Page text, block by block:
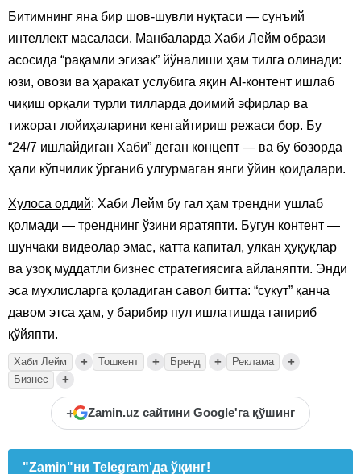
Битимнинг яна бир шов-шувли нуқтаси — сунъий
интеллект масаласи. Манбаларда Хаби Лейм образи
асосида “рақамли эгизак” йўналиши ҳам тилга олинади:
юзи, овози ва ҳаракат услубига яқин AI-контент ишлаб
чиқиш орқали турли тилларда доимий эфирлар ва
тижорат лойиҳаларини кенгайтириш режаси бор. Бу
“24/7 ишлайдиган Хаби” деган концепт — ва бу бозорда
ҳали кўпчилик ўрганиб улгурмаган янги ўйин қоидалари.
Хулоса оддий: Хаби Лейм бу гал ҳам трендни ушлаб
қолмади — тренднинг ўзини яратяпти. Бугун контент —
шунчаки видеолар эмас, катта капитал, улкан ҳуқуқлар
ва узоқ муддатли бизнес стратегиясига айланяпти. Энди
эса мухлисларга қоладиган савол битта: “сукут” қанча
давом этса ҳам, у барибир пул ишлатишда гапириб
қўйяпти.
Хаби Лейм + Тошкент + Бренд + Реклама +
Бизнес +
+ Zamin.uz сайтини Google'га қўшинг
"Zamin"ни Telegram'да ўқинг!